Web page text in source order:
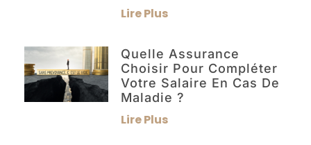
Lire Plus
Quelle Assurance
Choisir Pour Compléter
Votre Salaire En Cas De
Maladie ?
Lire Plus